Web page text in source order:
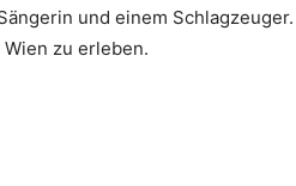
und einem
zu erleben.